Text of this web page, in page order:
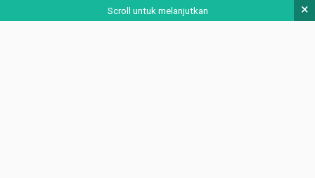
Scroll untuk melanjutkan ×